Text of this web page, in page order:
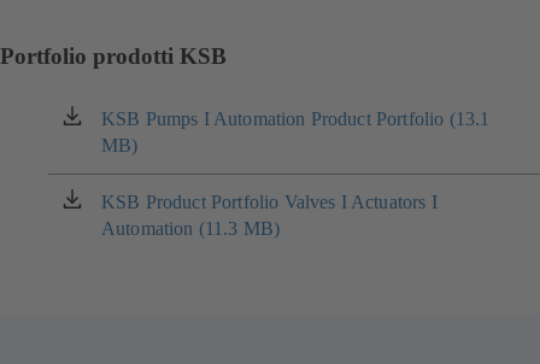
Portfolio prodotti KSB
KSB Pumps I Automation Product Portfolio (13.1
MB)
(si
apre
in
una
nuova
KSB Product Portfolio Valves I Actuators I
Automation (11.3 MB)
(si
apre